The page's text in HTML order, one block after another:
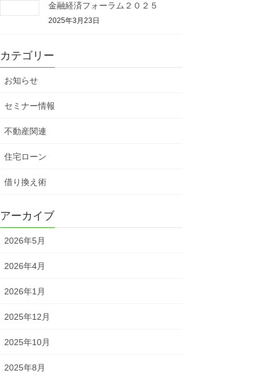
金融経済フォーラム２０２５
2025年3月23日
カテゴリー
お知らせ
セミナー情報
不動産関連
住宅ローン
借り換え術
アーカイブ
2026年5月
2026年4月
2026年1月
2025年12月
2025年10月
2025年8月